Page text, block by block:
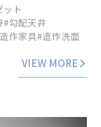
ト
#勾配天井
作家具#造作洗面
VIEW MORE